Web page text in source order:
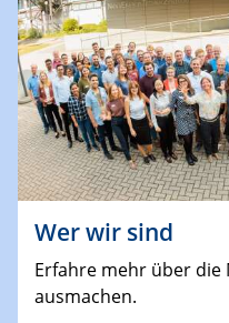
Wer wir sind
Erfahre mehr über die
ausmachen.